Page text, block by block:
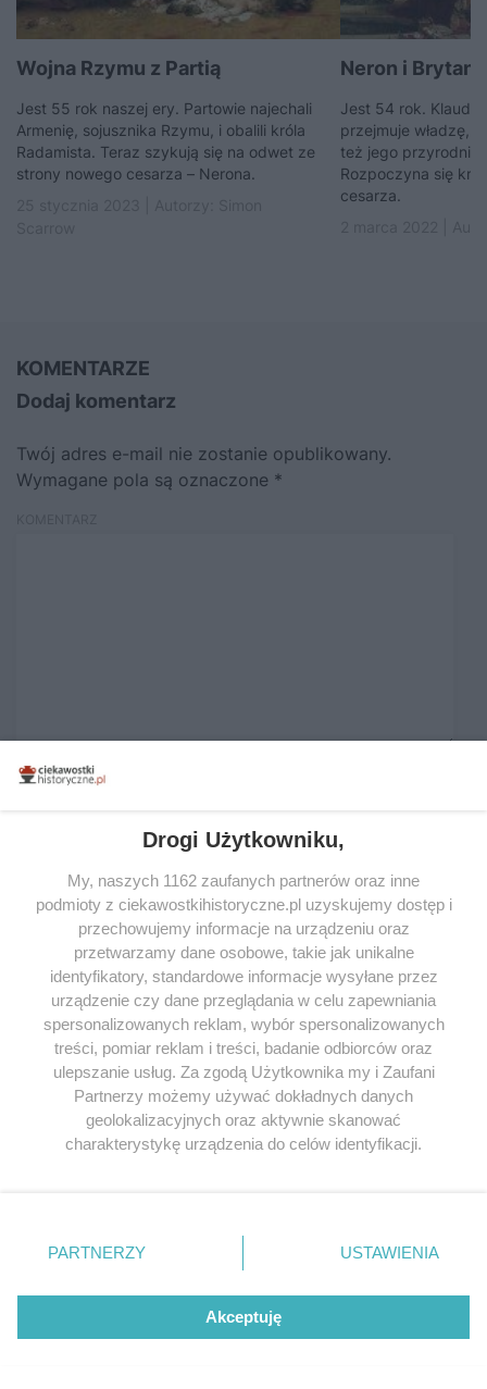
Wojna Rzymu z Partią
Jest 55 rok naszej ery. Partowie najechali
Armenię, sojusznika Rzymu, i obalili króla
Radamista. Teraz szykują się na odwet ze
strony nowego cesarza – Nerona.
Neron i
Jest 54 rok.
przejmuje władzę,
też jego przyrodni
Rozpoczyna się
cesarza.
KOMENTARZE
Dodaj komentarz
Twój adres e-mail nie zostanie opublikowany.
Wymagane pola są oznaczone *
NAZWA*
W tym momencie nie ma komentrzy.
Jeśli chcesz zgłosićliterówkę lub błąd ortograficzny
Przeglądaj książki historyczne w
najlepszych cenach
Odkryj najciekawsze książki historyczne w atrakcyjnych cenach. Sekcja
Drogi Użytkowniku,
My, naszych 1162 zaufanych partnerów oraz inne
podmioty z ciekawostkihistoryczne.pl uzyskujemy dostęp i
przechowujemy informacje na urządzeniu oraz
przetwarzamy dane osobowe, takie jak unikalne
identyfikatory, standardowe informacje wysyłane przez
urządzenie czy dane przeglądania w celu zapewniania
spersonalizowanych reklam, wybór spersonalizowanych
treści, pomiar reklam i treści, badanie odbiorców oraz
ulepszanie usług. Za zgodą Użytkownika my i Zaufani
Partnerzy możemy używać dokładnych danych
geolokalizacyjnych oraz aktywnie skanować
charakterystykę urządzenia do celów identyfikacji.
zmienić/wycofać klikając przycisk ustawień prywatności
znajdujący się w lewym dolnym rogu strony
. Niektóre
użytkownika, ale masz prawo sprzeciwić się takiemu
przetwarzaniu. Preferencje będą miały zastosowania tylko
PARTNERZY USTAWIENIA
Akceptuję